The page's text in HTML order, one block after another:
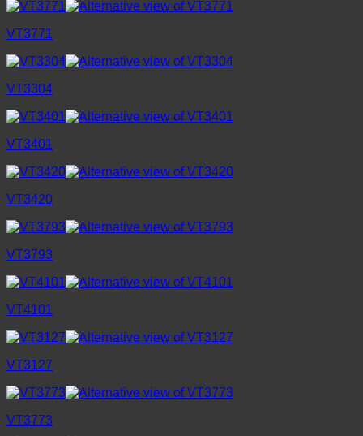
VT3771
VT3304
VT3401
VT3420
VT3793
VT4101
VT3127
VT3773